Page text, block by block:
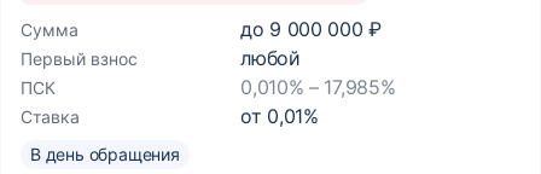
Сумма до 9 000 000 ₽
Первый взнос любой
ПСК 0,010% – 17,985%
Ставка от 0,01%
В день обращения